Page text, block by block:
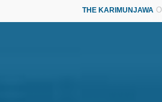
Karimunjawa Terpercaya Open